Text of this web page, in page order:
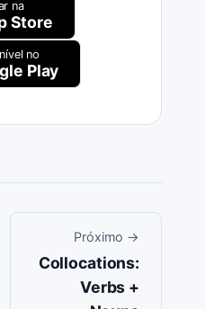
na
Store
no
Play
Próximo →
Collocations:
Verbs +